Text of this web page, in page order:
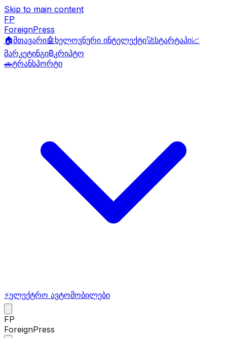
Skip to main content
FP
ForeignPress
🏠მთავარი🤖 ხელოვნური ინტელექტი🚀სტარტაპი📈
მარკეტინგი₿კრიპტო
🚗ტრანსპორტი
⚡ელექტრო ავტომობილები
FP
ForeignPress